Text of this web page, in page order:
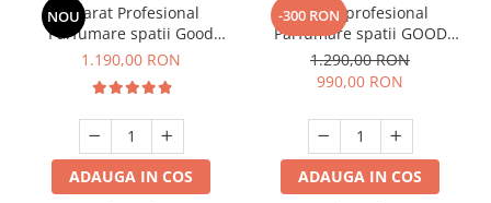
NOUAparat Profesional
Parfumare spatii Good
Scent GS2700 Tower Luxury,
1.190,00 RON
ADAUGA IN COS
-300 RON
Aparat profesional
Parfumare spatii GOOD
SCENT Contour 2000,
culoare alba
1.290,00 RON
990,00 RON
ADAUGA IN COS